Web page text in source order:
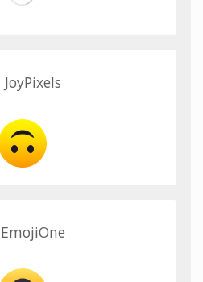
JoyPixels
EmojiOne